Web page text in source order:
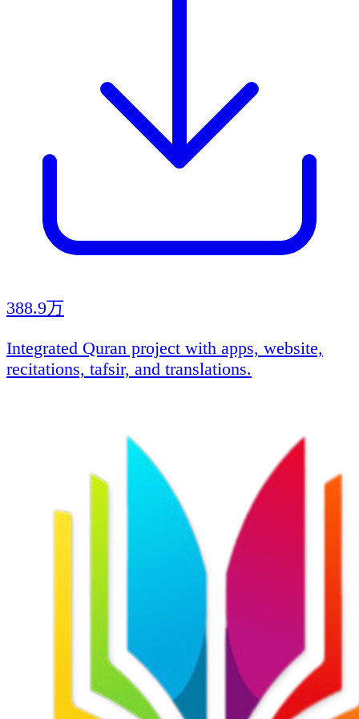
388.9万
Integrated Quran project with apps, website,
recitations, tafsir, and translations.